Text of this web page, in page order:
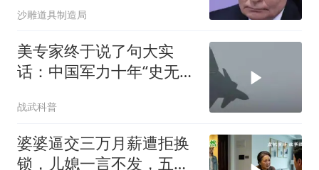
沙雕道具制造局
美专家终于说了句大实
话：中国军力十年“史无前
住了
战武科普
婆婆逼交三万月薪遭拒换
锁，儿媳一言不发，五天